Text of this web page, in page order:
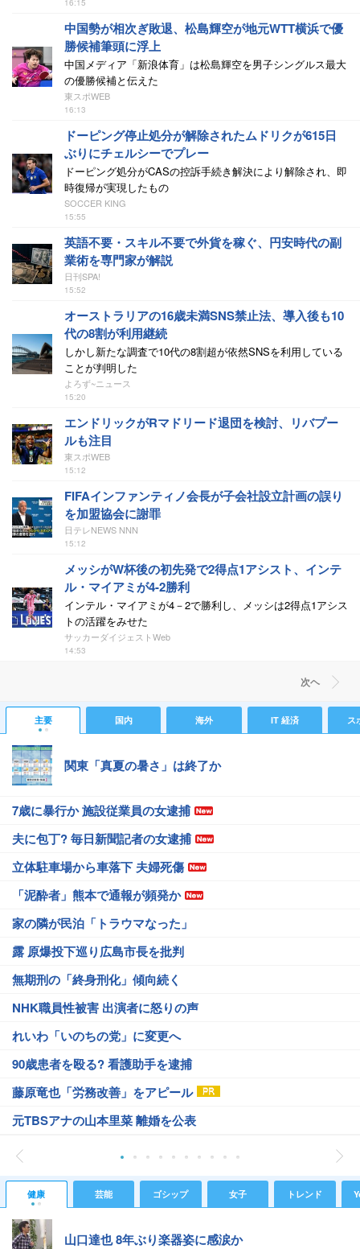
16:15
中国勢が相次ぎ敗退、松島輝空が地元WTT横浜で優
勝候補筆頭に浮上
中国メディア「新浪体育」は松島輝空を男子シングルス最大
の優勝候補と伝えた
東スポWEB
16:13
ドーピング停止処分が解除されたムドリクが615日
ぶりにチェルシーでプレー
ドーピング処分がCASの控訴手続き解決により解除され、即
時復帰が実現したもの
SOCCER KING
15:55
英語不要・スキル不要で外貨を稼ぐ、円安時代の副
業術を専門家が解説
日刊SPA!
15:52
オーストラリアの16歳未満SNS禁止法、導入後も10
代の8割が利用継続
しかし新たな調査で10代の8割超が依然SNSを利用している
ことが判明した
よろず~ニュース
15:20
エンドリックがRマドリード退団を検討、リバプー
ルも注目
東スポWEB
15:12
FIFAインファンティノ会長が子会社設立計画の誤り
を加盟協会に謝罪
日テレNEWS NNN
15:12
メッシがW杯後の初先発で2得点1アシスト、インテ
ル・マイアミが4-2勝利
インテル・マイアミが4－2で勝利し、メッシは2得点1アシス
トの活躍をみせた
サッカーダイジェストWeb
14:53
次ヘ
主要 国内 海外 IT 経済 ス
関東「真夏の暑さ」は終了か
7歳に暴行か 施設従業員の女逮捕
夫に包丁? 毎日新聞記者の女逮捕
立体駐車場から車落下 夫婦死傷
「泥酔者」熊本で通報が頻発か
家の隣が民泊「トラウマなった」
露 原爆投下巡り広島市長を批判
無期刑の「終身刑化」傾向続く
NHK職員性被害 出演者に怒りの声
れいわ「いのちの党」に変更へ
90歳患者を殴る? 看護助手を逮捕
藤原竜也「労務改善」をアピール
元TBSアナの山本里菜 離婚を公表
健康 芸能 ゴシップ 女子 トレンド
山口達也 8年ぶり楽器姿に感涙か